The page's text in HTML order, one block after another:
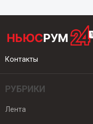
Контакты
РУБРИКИ
Лента